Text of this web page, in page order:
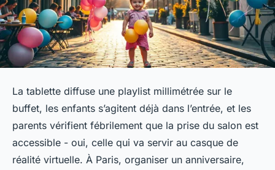
La tablette diffuse une playlist millimétrée sur le
buffet, les enfants s’agitent déjà dans l’entrée, et les
parents vérifient fébrilement que la prise du salon est
accessible - oui, celle qui va servir au casque de
réalité virtuelle. À Paris, organiser un anniversaire,